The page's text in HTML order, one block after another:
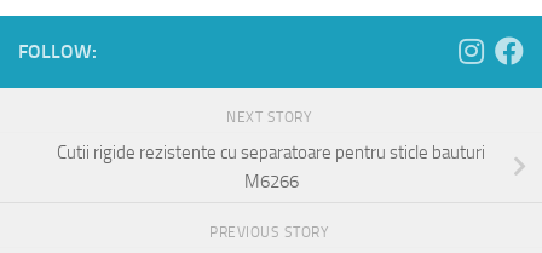
FOLLOW:
NEXT STORY
Cutii rigide rezistente cu separatoare pentru sticle bauturi
M6266
PREVIOUS STORY